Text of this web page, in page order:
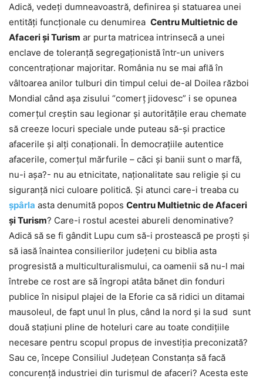
Adică, vedeți dumneavoastră, definirea și statuarea unei
entități funcționale cu denumirea Centru Multietnic de
Afaceri și Turism ar purta matricea intrinsecă a unei
enclave de toleranță segregaționistă într-un univers
concentraționar majoritar. România nu se mai află în
vâltoarea anilor tulburi din timpul celui de-al Doilea război
Mondial când așa zisului “comerț jidovesc” i se opunea
comerțul creștin sau legionar și autoritățile erau chemate
să creeze locuri speciale unde puteau să-și practice
afacerile și alți conaționali. În democrațiile autentice
afacerile, comerțul mărfurile – căci și banii sunt o marfă,
nu-i așa?- nu au etnicitate, naționalitate sau religie și cu
siguranță nici culoare politică. Și atunci care-i treaba cu
șpârla asta denumită popos Centru Multietnic de Afaceri
și Turism? Care-i rostul acestei abureli denominative?
Adică să se fi gândit Lupu cum să-i prostească pe proști și
să iasă înaintea consilierilor județeni cu biblia asta
progresistă a multiculturalismului, ca oamenii să nu-l mai
întrebe ce rost are să îngropi atâta bănet din fonduri
publice în nisipul plajei de la Eforie ca să ridici un ditamai
mausoleul, de fapt unul în plus, când la nord și la sud sunt
două stațiuni pline de hoteluri care au toate condițiile
necesare pentru scopul propus de investiția preconizată?
Sau ce, începe Consiliul Județean Constanța să facă
concurență industriei din turismul de afaceri? Acesta este